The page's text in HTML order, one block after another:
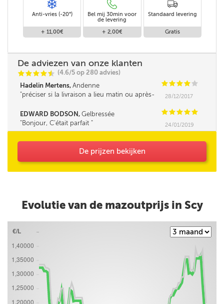
Anti-vries (-20°)
+ 11,00€
Bel mij 30min voor
de levering
+ 2,00€
Standaard levering
Gratis
De adviezen van onze klanten
CCCCi
@ (4.6/5 op 280 advies)
Hadelin Mertens, Andenne CCCC C
préciser si la livraison a lieu matin ou après-
28/12/2017
EDWARD BODSON, Gelbressée CCCCC
Bonjour, C'était parfait
24/01/2019
De prijzen bekijken
Evolutie van de mazoutprijs in Scy